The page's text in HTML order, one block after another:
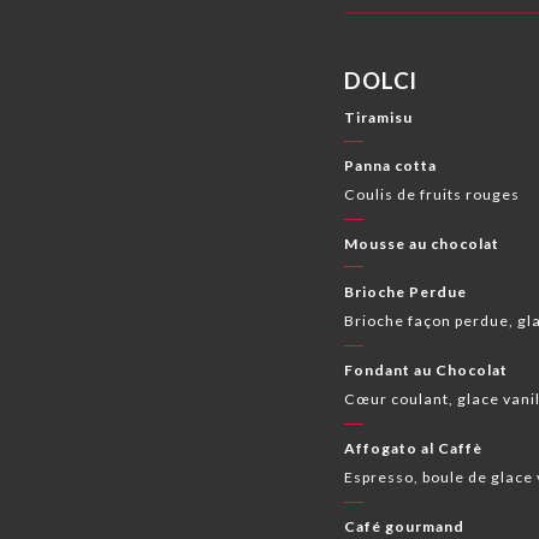
DOLCI
Tiramisu
Panna cotta
Coulis de fruits rouges
Mousse au chocolat
Brioche Perdue
Brioche façon perdue,
Fondant au Chocolat
Cœur coulant, glace
Affogato al Caffè
Espresso, boule de glace
Café gourmand